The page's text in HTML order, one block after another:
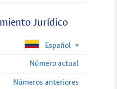
Jurídico
Español
Número actual
Números anteriores